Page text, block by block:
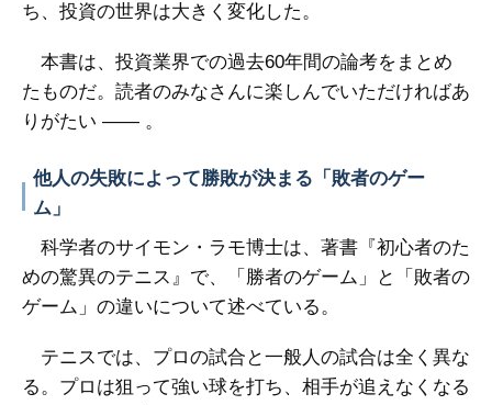
ち、投資の世界は大きく変化した。
本書は、投資業界での過去60年間の論考をまとめ
たものだ。読者のみなさんに楽しんでいただければあ
りがたい ―― 。
他人の失敗によって勝敗が決まる「敗者のゲー
ム」
科学者のサイモン・ラモ博士は、著書『初心者のた
めの驚異のテニス』で、「勝者のゲーム」と「敗者の
ゲーム」の違いについて述べている。
テニスでは、プロの試合と一般人の試合は全く異な
る。プロは狙って強い球を打ち、相手が追えなくなる